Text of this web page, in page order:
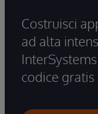
Costruisci
ad alta
codice gratis